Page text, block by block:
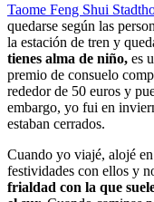
Taome Feng Shui
quedarse según las
la estación de tren y
tienes alma de niño, es
premio de consuelo
rededor de 50 euros y
embargo, yo fui en
estaban cerrados.
Cuando yo viajé, alojé
festividades con ellos y
frialdad con la que